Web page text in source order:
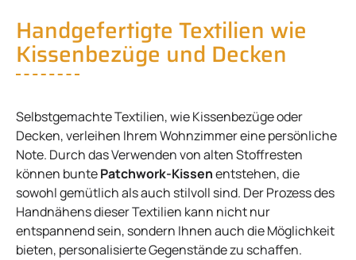
Handgefertigte Textilien wie
Kissenbezüge und Decken
Selbstgemachte Textilien, wie Kissenbezüge oder
Decken, verleihen Ihrem Wohnzimmer eine persönliche
Note. Durch das Verwenden von alten Stoffresten
können buntePatchwork-Kissenentstehen, die
sowohl gemütlich als auch stilvoll sind. Der Prozess des
Handnähens dieser Textilien kann nicht nur
entspannend sein, sondern Ihnen auch die Möglichkeit
bieten, personalisierte Gegenstände zu schaffen.